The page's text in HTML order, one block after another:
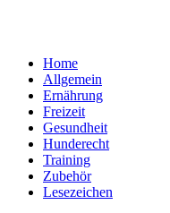
Home
Allgemein
Ernährung
Freizeit
Gesundheit
Hunderecht
Training
Zubehör
Lesezeichen